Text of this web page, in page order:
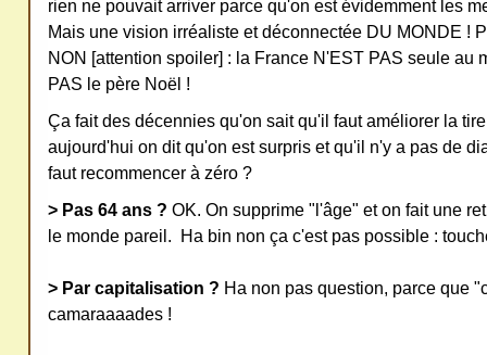
rien ne pouvait arriver parce qu'on est évidemment les
Mais une vision irréaliste et déconnectée DU MONDE !
NON [attention spoiler] : la France N'EST PAS seule au
PAS le père Noël !
Ça fait des décennies qu'on sait qu'il faut améliorer la
aujourd'hui on dit qu'on est surpris et qu'il n'y a pas de
faut recommencer à zéro ?
> Pas 64 ans ? OK. On supprime "l'âge" et on fait une
le monde pareil. Ha bin non ça c'est pas possible :
> Par capitalisation ? Ha non pas question, parce que
camaraaaades !